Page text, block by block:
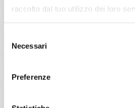
raccolto dal tuo utilizzo dei loro
delNecessari
Preferenze
Tenerife, Salvador de bahia, Ilheus,
paulo (santos)